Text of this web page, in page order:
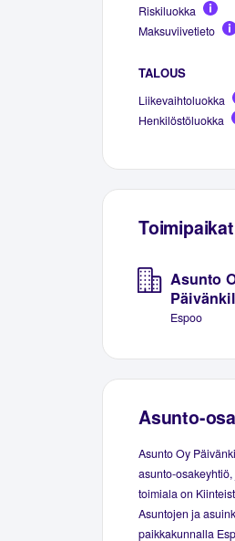
Riskiluokka
Maksuviivetieto
TALOUS
Liikevaihtoluokka
Henkilöstöluokka
Asunto
Espoo
Asunto-
Asunto Oy
asunto-
toimiala on
Asuntojen ja
paikkakunnalla